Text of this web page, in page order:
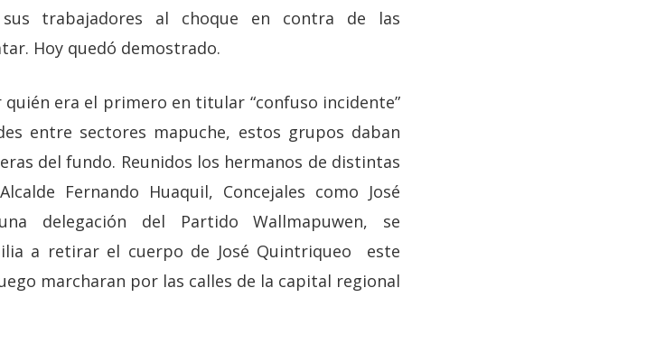
trabajadores al choque en contra de las
Hoy quedó demostrado.
era el primero en titular “confuso incidente”
entre sectores mapuche, estos grupos daban
del fundo. Reunidos los hermanos de distintas
Fernando Huaquil, Concejales como José
delegación del Partido Wallmapuwen, se
a retirar el cuerpo de José Quintriqueo este
marcharan por las calles de la capital regional